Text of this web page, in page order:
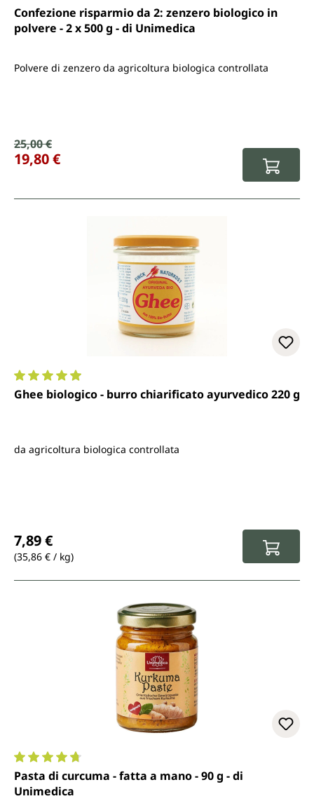
Valutazione media di 5 su 5 stelle
Confezione risparmio da 2: zenzero biologico in
polvere - 2 x 500 g - di Unimedica
Polvere di zenzero da agricoltura biologica controllata
Prezzo di vendita:
Prezzo normale:
25,00 €
19,80 €
Valutazione media di 4.9 su 5 stelle
Ghee biologico - burro chiarificato ayurvedico 220 g
da agricoltura biologica controllata
7,89 €
(35,86 € / kg)
Valutazione media di 4.8 su 5 stelle
Pasta di curcuma - fatta a mano - 90 g - di
Unimedica